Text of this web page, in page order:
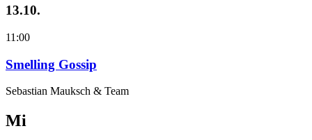
13.10.
11:00
Smelling Gossip
Sebastian Mauksch & Team
Mi